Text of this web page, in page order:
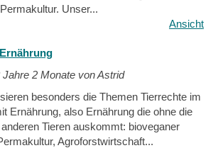
Unser...
Ansicht
Jahre 2 Monate von Astrid
besonders die Themen Tierrechte im
Ernährung, also Ernährung die ohne die
Tieren auskommt: bioveganer
Agroforstwirtschaft...